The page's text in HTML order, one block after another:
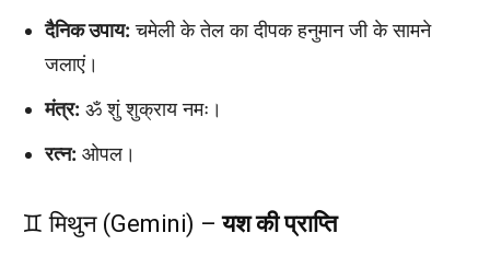
दैनिक उपाय: चमेली के तेल का दीपक हनुमान जी के सामने
जलाएं।
मंत्र: ॐ शुं शुक्राय नमः।
रत्न: ओपल।
♊ मिथुन (Gemini) –यश की प्राप्ति